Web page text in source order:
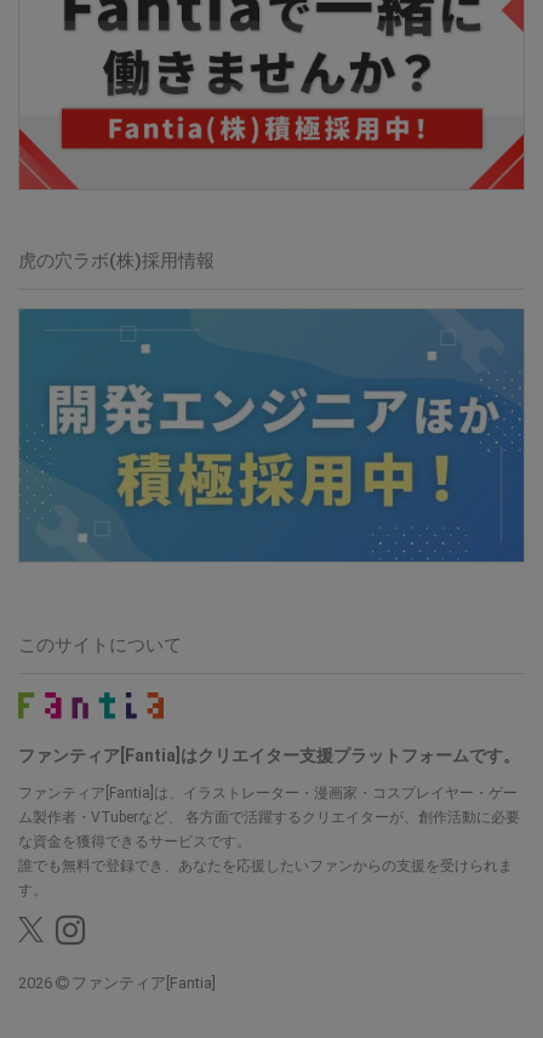
虎の穴ラボ(株)採用情報
このサイトについて
ファンティア[Fantia]はクリエイター支援プラットフォームです。
ファンティア[Fantia]は、イラストレーター・漫画家・コスプレイヤー・ゲー
ム製作者・VTuberなど、 各方面で活躍するクリエイターが、創作活動に必要
な資金を獲得できるサービスです。
誰でも無料で登録でき、あなたを応援したいファンからの支援を受けられま
す。
2026 ファンティア[Fantia]